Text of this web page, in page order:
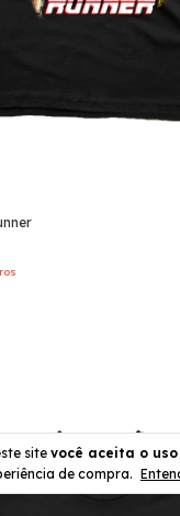
sitevocê aceita o
de compra.